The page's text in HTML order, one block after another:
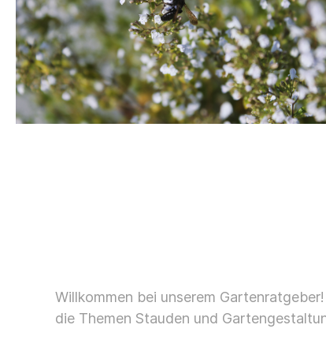
Willkommen bei unserem
die Themen Stauden und